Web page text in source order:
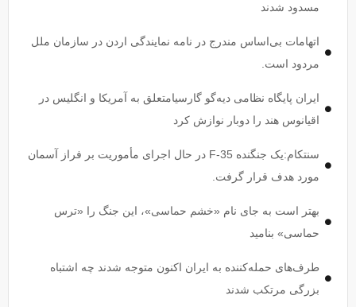
مسدود شدند
اتهامات بی‌اساس مندرج در نامه نمایندگی اردن در سازمان ملل
مردود است.
ایران پایگاه نظامی دیه‌گو گارسیامتعلق به آمریکا و انگلیس در
اقیانوس هند را دوبار نوازش کرد
سنتکام:یک جنگنده F-35 در حال اجرای مأموریت بر فراز آسمان
مورد هدف قرار گرفت.
بهتر است به جای نام «خشم حماسی»، این جنگ را «ترس
حماسی» بنامید
طرف‌های حمله‌کننده به ایران اکنون متوجه شدند چه اشتباه
بزرگی مرتکب شدند